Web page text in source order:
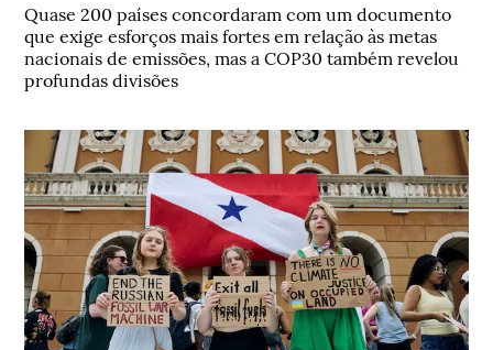
Quase 200 países concordaram com um documento
que exige esforços mais fortes em relação às metas
nacionais de emissões, mas a COP30 também revelou
profundas divisões